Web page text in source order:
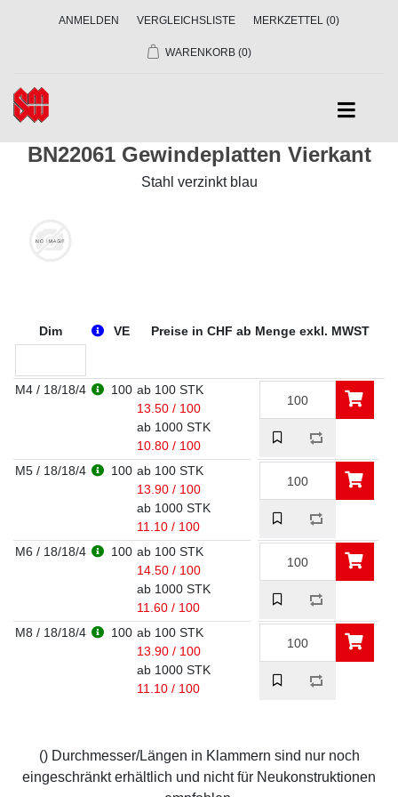
ANMELDEN VERGLEICHSLISTE MERKZETTEL (0)
WARENKORB (0)
BN22061 Gewindeplatten Vierkant
Stahl verzinkt blau
Dim VE Preise in CHF ab Menge exkl. MWST
M4 / 18/18/4 100 ab 100 STK
13.50 / 100
ab 1000 STK
10.80 / 100
M5 / 18/18/4
100 ab 100 STK
13.90 / 100
ab 1000 STK
11.10 / 100
M6 / 18/18/4
100 ab 100 STK
14.50 / 100
ab 1000 STK
11.60 / 100
M8 / 18/18/4
100 ab 100 STK
13.90 / 100
ab 1000 STK
11.10 / 100
() Durchmesser/Längen in Klammern sind nur noch
eingeschränkt erhältlich und nicht für Neukonstruktionen